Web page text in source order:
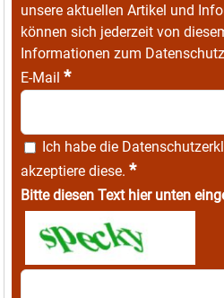
unsere aktuellen Artikel und
können sich jederzeit von
Informationen zum
E-Mail *
Ich habe die
akzeptiere diese. *
Bitte diesen Text hier unten